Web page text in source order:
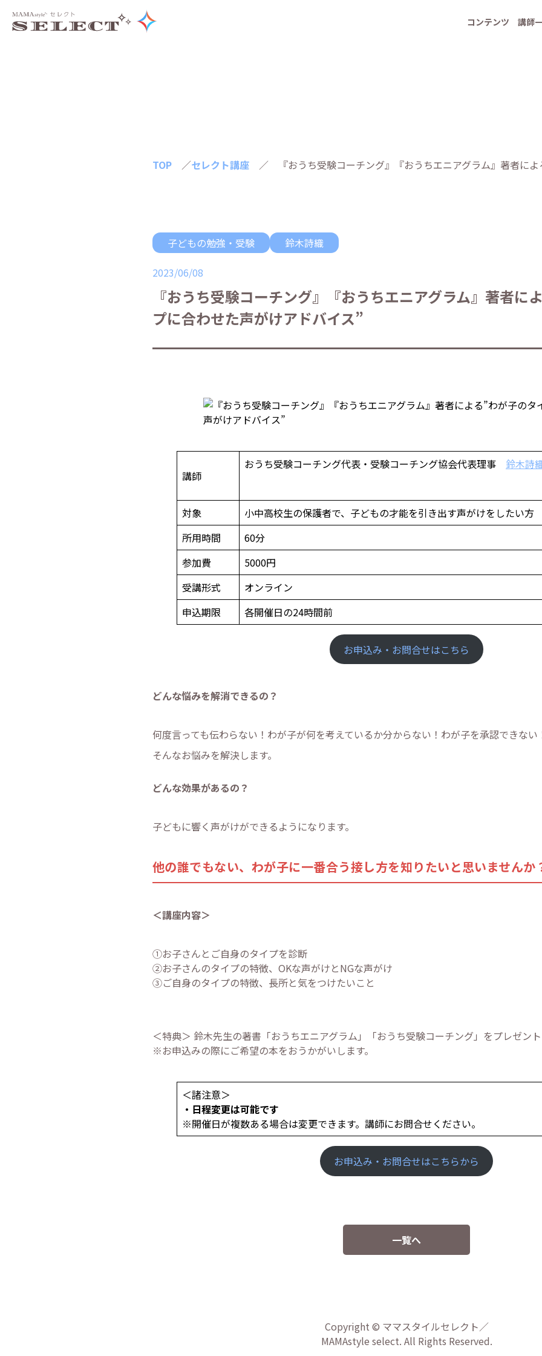
コンテンツ 講師
TOP ／セレクト講座 ／ 『おうち受験コーチング』『おうちエニアグラム』著者に
子どもの勉強・受験 鈴木詩織
2023/06/08
『おうち受験コーチング』『おうちエニアグラム』著者に
プに合わせた声がけアドバイス”
講師
おうち受験コーチング代表・受験コーチング協会代表理事 鈴木詩
対象
小中高校生の保護者で、子どもの才能を引き出す声がけをしたい方
所用時間
60分
参加費
5000円
受講形式
オンライン
申込期限
各開催日の24時間前
お申込み・お問合せはこちら
どんな悩みを解消できるの？
何度言っても伝わらない！わが子が何を考えているか分からない！わが子を承認できない
そんなお悩みを解決します。
どんな効果があるの？
子どもに響く声がけができるようになります。
他の誰でもない、わが子に一番合う接し方を知りたいと思いませんか
＜講座内容＞
①お子さんとご自身のタイプを診断
②お子さんのタイプの特徴、OKな声がけとNGな声がけ
③ご自身のタイプの特徴、長所と気をつけたいこと
＜特典＞ 鈴木先生の著書「おうちエニアグラム」「おうち受験コーチング」をプレゼント
※お申込みの際にご希望の本をおうかがいします。
＜諸注意＞
・日程変更は可能です
※開催日が複数ある場合は変更できます。講師にお問合せください。
お申込み・お問合せはこちらから
一覧へ
Copyright © ママスタイルセレクト／
MAMAstyle select. All Rights Reserved.